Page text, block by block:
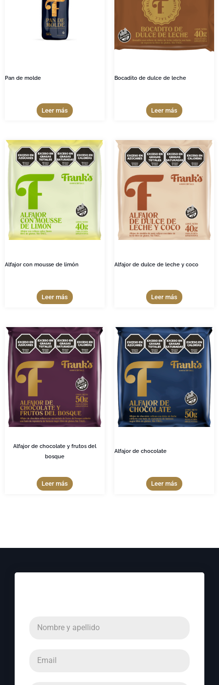
Pan de molde
Leer más
Bocadito de dulce de leche
Leer más
Alfajor con mousse de limón
Leer más
Alfajor de dulce de leche y coco
Leer más
Alfajor de chocolate y frutos del
bosque
Leer más
Alfajor de chocolate
Leer más